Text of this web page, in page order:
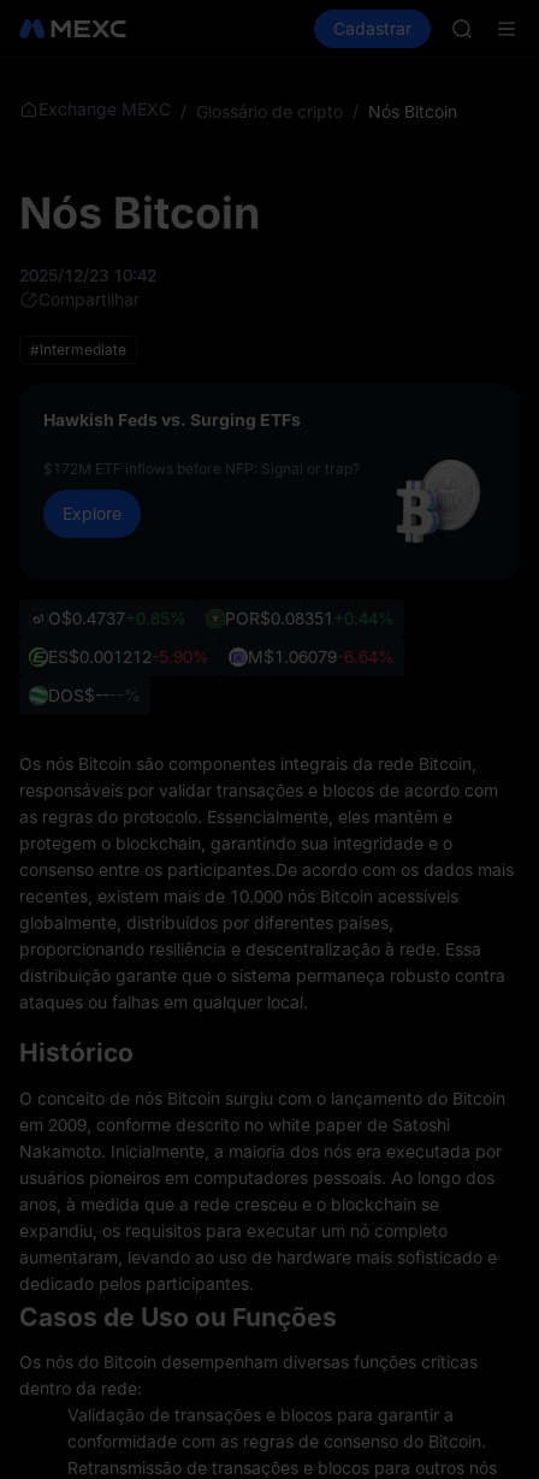
Mercados Spot Futuros
Cadastrar
Exchange MEXC / Glossário de cripto / Nós Bitcoin
Nós Bitcoin
2025/12/23 10:42
Compartilhar
#Intermediate
Hawkish Feds vs. Surging ETFs
$172M ETF inflows before NFP: Signal or trap?
Explore
O$0.4737+0.85% POR$0.08351 +0.44%
ES$0.001212-5.90% M$1.06079-6.64%
DOS$----%
Os nós Bitcoin são componentes integrais da rede Bitcoin,
responsáveis ​​por validar transações e blocos de acordo com
as regras do protocolo. Essencialmente, eles mantêm e
protegem o blockchain, garantindo sua integridade e o
consenso entre os participantes.De acordo com os dados mais
recentes, existem mais de 10.000 nós Bitcoin acessíveis
globalmente, distribuídos por diferentes países,
proporcionando resiliência e descentralização à rede. Essa
distribuição garante que o sistema permaneça robusto contra
ataques ou falhas em qualquer local.
Histórico
O conceito de nós Bitcoin surgiu com o lançamento do Bitcoin
em 2009, conforme descrito no white paper de Satoshi
Nakamoto. Inicialmente, a maioria dos nós era executada por
usuários pioneiros em computadores pessoais. Ao longo dos
anos, à medida que a rede cresceu e o blockchain se
expandiu, os requisitos para executar um nó completo
aumentaram, levando ao uso de hardware mais sofisticado e
dedicado pelos participantes.
Casos de Uso ou Funções
Os nós do Bitcoin desempenham diversas funções críticas
dentro da rede:
Validação de transações e blocos para garantir a
conformidade com as regras de consenso do Bitcoin.
Retransmissão de transações e blocos para outros nós